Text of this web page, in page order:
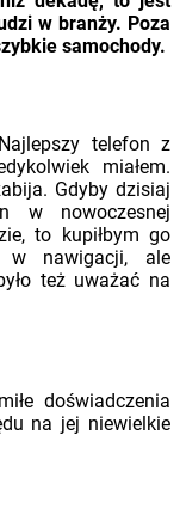
w branży. Poza
samochody.
telefon z
miałem.
Gdyby dzisiaj
w nowoczesnej
to kupiłbym go
w nawigacji, ale
też uważać na
doświadczenia
na jej niewielkie